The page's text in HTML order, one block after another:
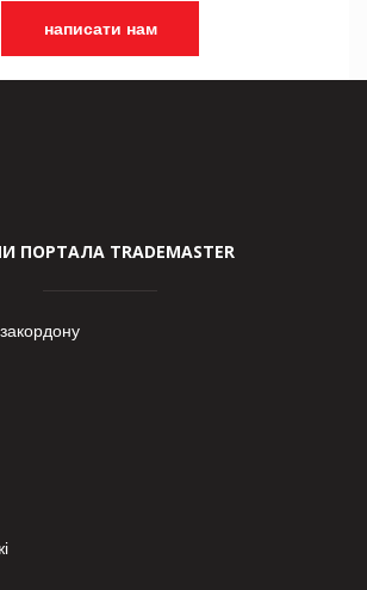
написати нам
ПОРТАЛА TRADEMASTER